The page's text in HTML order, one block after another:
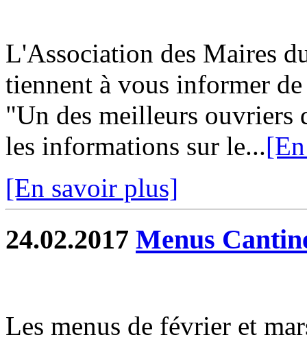
L'Association des Maires
tiennent à vous informer
"Un des meilleurs ouvriers
les informations sur le...
[En savoir plus]
24.02.2017 Menus
Les menus de février et